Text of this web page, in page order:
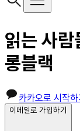
읽는 사
롱블랙
카카오로 시작하
이메일로 가입하기